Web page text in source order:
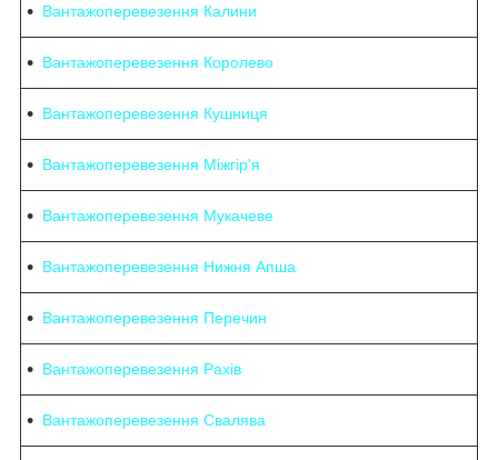
Вантажоперевезення Калини
Вантажоперевезення Королево
Вантажоперевезення Кушниця
Вантажоперевезення Міжгір'я
Вантажоперевезення Мукачеве
Вантажоперевезення Нижня Апша
Вантажоперевезення Перечин
Вантажоперевезення Рахів
Вантажоперевезення Свалява